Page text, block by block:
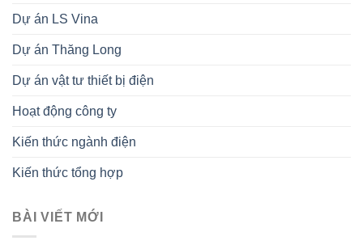
Dự án LS Vina
Dự án Thăng Long
Dự án vật tư thiết bị điện
Hoạt động công ty
Kiến thức ngành điện
Kiến thức tổng hợp
BÀI VIẾT MỚI